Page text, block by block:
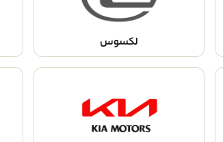
لکسوس